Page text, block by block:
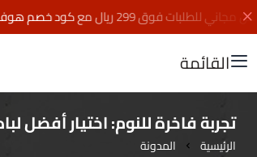
للطلبات فوق 299 ريال مع كود خصم هوفن
القائمة
تجربة فاخرة للنوم: اختيار أفضل
الرئيسية المدونة